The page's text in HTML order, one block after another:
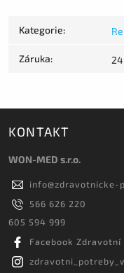
Kategorie:
Záruka:
KONTAKT
WON-MED s.r.o.
info@zdravotnicke-
566 626 220
605 594 999
Facebook